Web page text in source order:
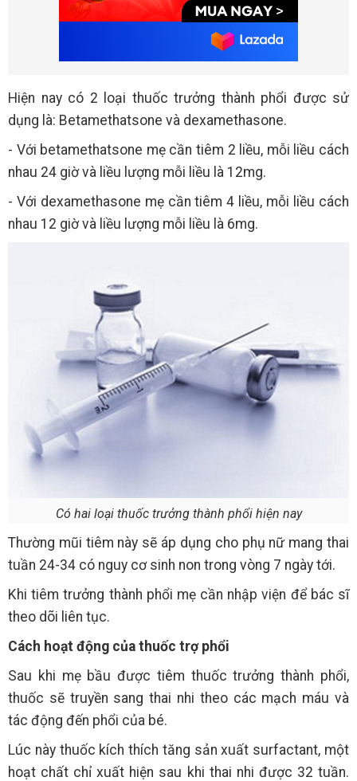
Hiện nay có 2 loại thuốc trưởng thành phổi được sử
dụng là: Betamethatsone và dexamethasone.
- Với betamethatsone mẹ cần tiêm 2 liều, mỗi liều cách
nhau 24 giờ và liều lượng mỗi liều là 12mg.
- Với dexamethasone mẹ cần tiêm 4 liều, mỗi liều cách
nhau 12 giờ và liều lượng mỗi liều là 6mg.
Có hai loại thuốc trưởng thành phổi hiện nay
Thường mũi tiêm này sẽ áp dụng cho phụ nữ mang thai
tuần 24-34 có nguy cơ sinh non trong vòng 7 ngày tới.
Khi tiêm trưởng thành phổi mẹ cần nhập viện để bác sĩ
theo dõi liên tục.
Cách hoạt động của thuốc trợ phổi
Sau khi mẹ bầu được tiêm thuốc trưởng thành phổi,
thuốc sẽ truyền sang thai nhi theo các mạch máu và
tác động đến phổi của bé.
Lúc này thuốc kích thích tăng sản xuất surfactant, một
hoạt chất chỉ xuất hiện sau khi thai nhi được 32 tuần.